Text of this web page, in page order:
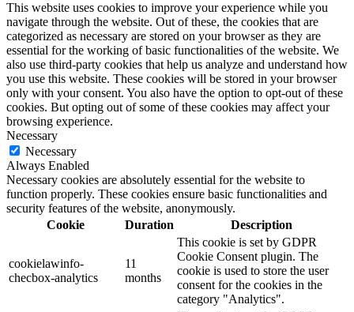
This website uses cookies to improve your experience while you
navigate through the website. Out of these, the cookies that are
categorized as necessary are stored on your browser as they are
essential for the working of basic functionalities of the website. We
also use third-party cookies that help us analyze and understand how
you use this website. These cookies will be stored in your browser
only with your consent. You also have the option to opt-out of these
cookies. But opting out of some of these cookies may affect your
browsing experience.
Necessary
Necessary
Always Enabled
Necessary cookies are absolutely essential for the website to
function properly. These cookies ensure basic functionalities and
security features of the website, anonymously.
Cookie
Duration Description
cookielawinfo-
checbox-analytics
11
months
This cookie is set by GDPR
Cookie Consent plugin. The
cookie is used to store the user
consent for the cookies in the
category "Analytics".